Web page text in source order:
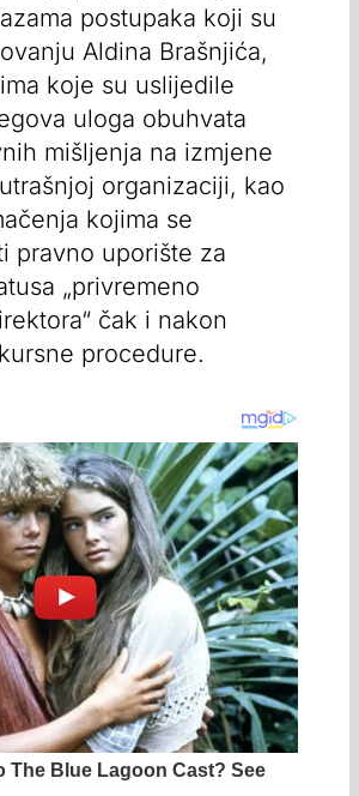
postupaka koji su
Aldina Brašnjića,
koje su uslijedile
uloga obuhvata
mišljenja na izmjene
organizaciji, kao
kojima se
pravno uporište za
„privremeno
čak i nakon
procedure.